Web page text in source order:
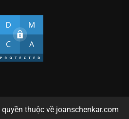
thuộc về joanschenkar.com